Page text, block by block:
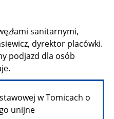
sanitarnymi,
dyrektor placówki.
podjazd dla osób
w Tomicach o
unijne